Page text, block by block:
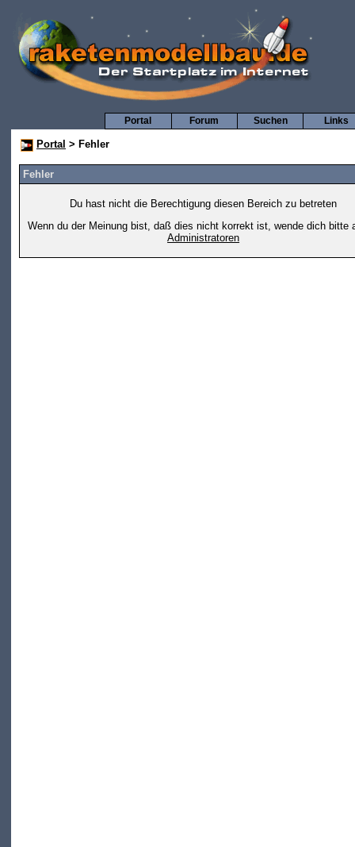
Links
Suchen
Forum
Portal
Portal > Fehler
Fehler
Du hast nicht die Berechtigung diesen Bereich zu betreten
Wenn du der Meinung bist, daß dies nicht korrekt ist, wende dich bitte
Administratoren